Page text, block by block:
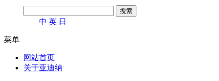
中 英 日
菜单
网站首页
关于亚迪纳